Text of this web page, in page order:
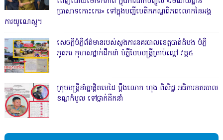
ប្រាសាទកោះកេរ» ទៅក្នុងបញ្ជីបេតិកភណ្ឌពិភពលោកនៃអង្គ
ការយូណេស្កូ។
សេចក្តីបំភ្លឺព័ត៌មានរបស់ស្នងការនគរបាលខេត្តបាត់ដំបង បំភ្លឺ
ភូតភរ កុហសថ្នាក់ដឹកនាំ បំភ្លឺបែបបន្ត្រីគ្រាប់ល្ពៅ វគ្គ៥
ក្រុមមន្ត្រីនាំគ្នាផ្ដិតមេដៃ ប្ដឹងលោក ហុង ពិសិដ្ឋ អធិការនគរបាល
ខណ្ឌកំបូល ទៅថ្នាក់ដឹកនាំ